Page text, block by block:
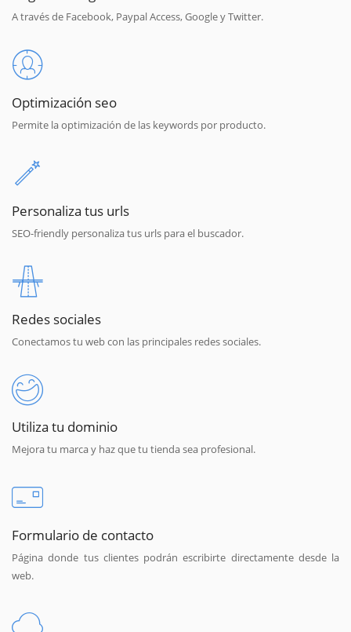
A través de Facebook, Paypal Access, Google y Twitter.
Optimización seo
Permite la optimización de las keywords por producto.
Personaliza tus urls
SEO-friendly personaliza tus urls para el buscador.
Redes sociales
Conectamos tu web con las principales redes sociales.
Utiliza tu dominio
Mejora tu marca y haz que tu tienda sea profesional.
Formulario de contacto
Página donde tus clientes podrán escribirte directamente desde la
web.